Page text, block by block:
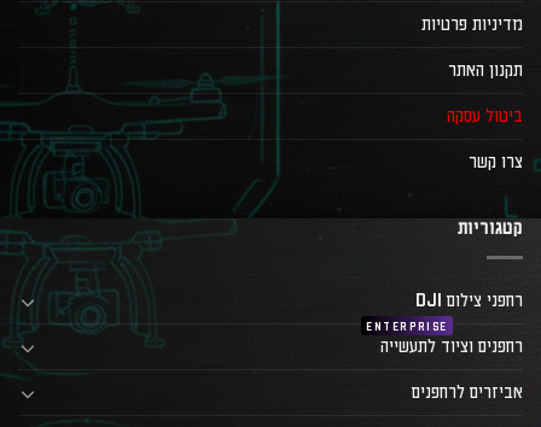
מדיניות פרטיות
תקנון האתר
ביטול עסקה
צרו קשר
קטגוריות
רחפני צילום DJI
רחפנים וציוד לתעשייה
אביזרים לרחפנים